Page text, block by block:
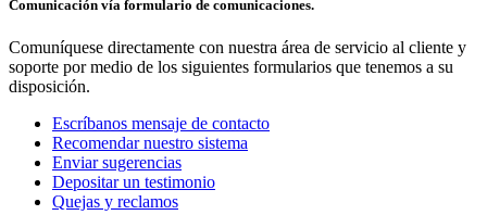
Comunicación vía formulario de comunicaciones.
Comuníquese directamente con nuestra área de servicio al cliente y
soporte por medio de los siguientes formularios que tenemos a su
disposición.
Escríbanos mensaje de contacto
Recomendar nuestro sistema
Enviar sugerencias
Depositar un testimonio
Quejas y reclamos